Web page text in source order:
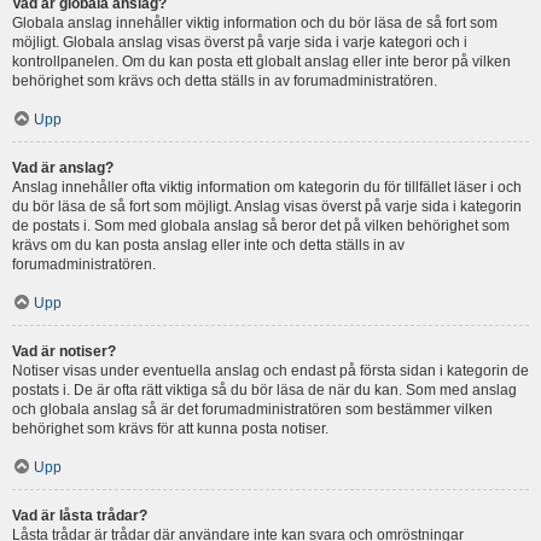
Vad är globala anslag?
Globala anslag innehåller viktig information och du bör läsa de så fort som
möjligt. Globala anslag visas överst på varje sida i varje kategori och i
kontrollpanelen. Om du kan posta ett globalt anslag eller inte beror på vilken
behörighet som krävs och detta ställs in av forumadministratören.
Upp
Vad är anslag?
Anslag innehåller ofta viktig information om kategorin du för tillfället läser i och
du bör läsa de så fort som möjligt. Anslag visas överst på varje sida i kategorin
de postats i. Som med globala anslag så beror det på vilken behörighet som
krävs om du kan posta anslag eller inte och detta ställs in av
forumadministratören.
Upp
Vad är notiser?
Notiser visas under eventuella anslag och endast på första sidan i kategorin de
postats i. De är ofta rätt viktiga så du bör läsa de när du kan. Som med anslag
och globala anslag så är det forumadministratören som bestämmer vilken
behörighet som krävs för att kunna posta notiser.
Upp
Vad är låsta trådar?
Låsta trådar är trådar där användare inte kan svara och omröstningar